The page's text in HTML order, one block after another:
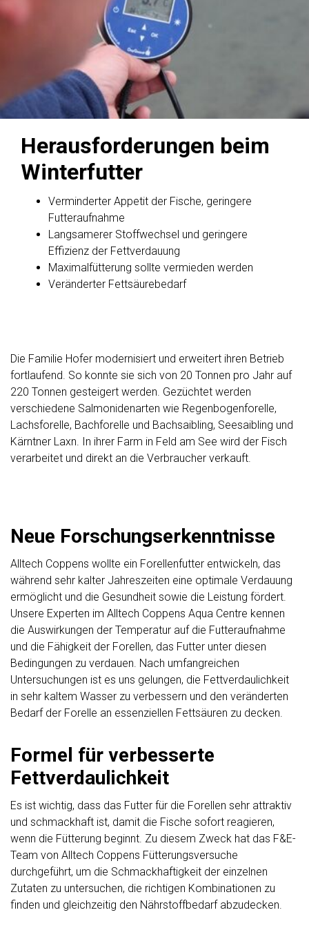
Herausforderungen beim
Winterfutter
Verminderter Appetit der Fische, geringere
Futteraufnahme
Langsamerer Stoffwechsel und geringere
Effizienz der Fettverdauung
Maximalfütterung sollte vermieden werden
Veränderter Fettsäurebedarf
Die Familie Hofer modernisiert und erweitert ihren Betrieb
fortlaufend. So konnte sie sich von 20 Tonnen pro Jahr auf
220 Tonnen gesteigert werden. Gezüchtet werden
verschiedene Salmonidenarten wie Regenbogenforelle,
Lachsforelle, Bachforelle und Bachsaibling, Seesaibling und
Kärntner Laxn. In ihrer Farm in Feld am See wird der Fisch
verarbeitet und direkt an die Verbraucher verkauft.
Neue Forschungserkenntnisse
Alltech Coppens wollte ein Forellenfutter entwickeln, das
während sehr kalter Jahreszeiten eine optimale Verdauung
ermöglicht und die Gesundheit sowie die Leistung fördert.
Unsere Experten im Alltech Coppens Aqua Centre kennen
die Auswirkungen der Temperatur auf die Futteraufnahme
und die Fähigkeit der Forellen, das Futter unter diesen
Bedingungen zu verdauen. Nach umfangreichen
Untersuchungen ist es uns gelungen, die Fettverdaulichkeit
in sehr kaltem Wasser zu verbessern und den veränderten
Bedarf der Forelle an essenziellen Fettsäuren zu decken.
Formel für verbesserte
Fettverdaulichkeit
Es ist wichtig, dass das Futter für die Forellen sehr attraktiv
und schmackhaft ist, damit die Fische sofort reagieren,
wenn die Fütterung beginnt. Zu diesem Zweck hat das F&E-
Team von Alltech Coppens Fütterungsversuche
durchgeführt, um die Schmackhaftigkeit der einzelnen
Zutaten zu untersuchen, die richtigen Kombinationen zu
finden und gleichzeitig den Nährstoffbedarf abzudecken.